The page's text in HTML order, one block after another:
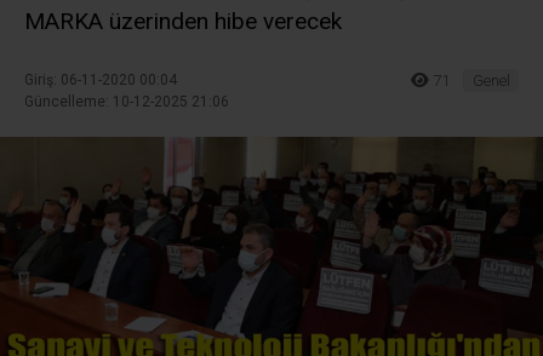
MARKA üzerinden hibe verecek
Giriş: 06-11-2020 00:04
Güncelleme: 10-12-2025 21:06
71 Genel